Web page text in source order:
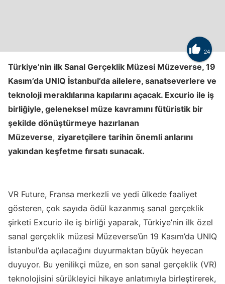
 24
Türkiye’nin ilk Sanal Gerçeklik Müzesi Müzeverse, 19
Kasım’da UNIQ İstanbul’da ailelere, sanatseverlere ve
teknoloji meraklılarına kapılarını açacak. Excurio ile iş
birliğiyle, geleneksel müze kavramını fütüristik bir
şekilde dönüştürmeye hazırlanan
Müzeverse, ziyaretçilere tarihin önemli anlarını
yakından keşfetme fırsatı sunacak.
VR Future, Fransa merkezli ve yedi ülkede faaliyet
gösteren, çok sayıda ödül kazanmış sanal gerçeklik
şirketi Excurio ile iş birliği yaparak, Türkiye’nin ilk özel
sanal gerçeklik müzesi Müzeverse’ün 19 Kasım’da UNIQ
İstanbul’da açılacağını duyurmaktan büyük heyecan
duyuyor. Bu yenilikçi müze, en son sanal gerçeklik (VR)
teknolojisini sürükleyici hikaye anlatımıyla birleştirerek,